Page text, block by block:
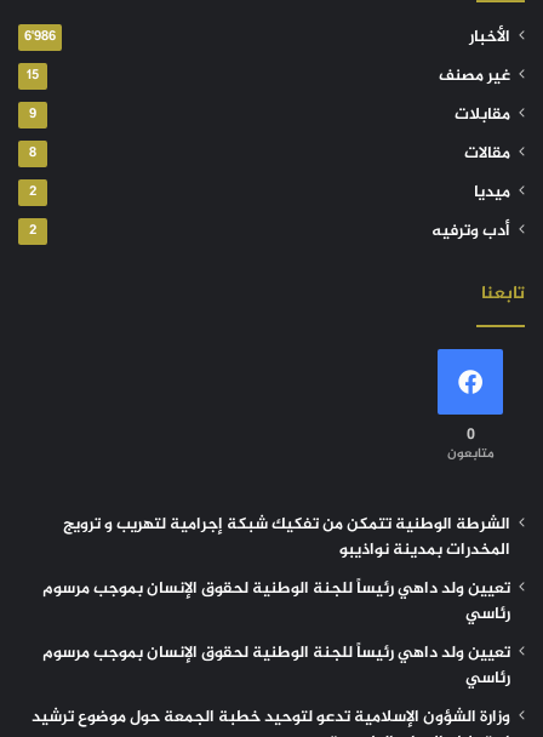
الأخبار 6٬986
غير مصنف 15
مقابلات 9
مقالات 8
ميديا 2
أدب وترفيه 2
تابعنا
0
متابعون
الشرطة الوطنية تتمكن من تفكيك شبكة إجرامية لتهريب و ترويج
المخدرات بمدينة نواذيبو
تعيين ولد داهي رئيساً للجنة الوطنية لحقوق الإنسان بموجب مرسوم
رئاسي
تعيين ولد داهي رئيساً للجنة الوطنية لحقوق الإنسان بموجب مرسوم
رئاسي
وزارة الشؤون الإسلامية تدعو لتوحيد خطبة الجمعة حول موضوع ترشيد